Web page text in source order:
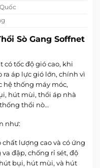
Sò Gang Soffnet
có tốc độ gió cao, khi
áp lực gió lớn, chính vì
hệ thống máy móc,
hút mùi, thổi áp nhà
thổi nò…
như:
lượng cao và có ứng
đập, chống rỉ sét, độ
bụi, hút mùi, và hút